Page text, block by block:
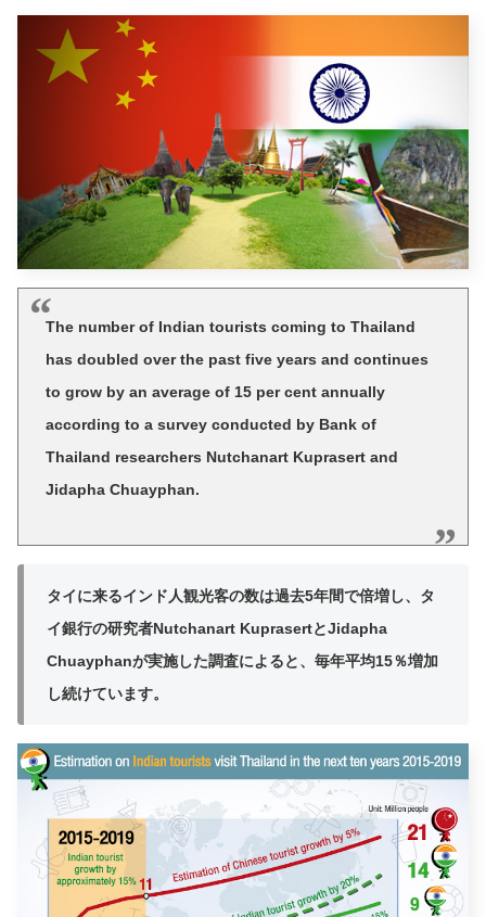
The number of Indian tourists coming to Thailand
has doubled over the past five years and continues
to grow by an average of 15 per cent annually
according to a survey conducted by Bank of
Thailand researchers Nutchanart Kuprasert and
Jidapha Chuayphan.
タイに来るインド人観光客の数は過去5年間で倍増し、タ
イ銀行の研究者Nutchanart KuprasertとJidapha
Chuayphanが実施した調査によると、毎年平均15％増加
し続けています。